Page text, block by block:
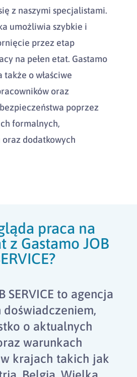
z naszymi specjalistami.
umożliwia szybkie i
przez etap
na pełen etat. Gastamo
także o właściwe
oraz
poprzez
formalnych,
dodatkowych
praca na
z Gastamo JOB
SERVICE to agencja
o aktualnych
warunkach
krajach takich jak